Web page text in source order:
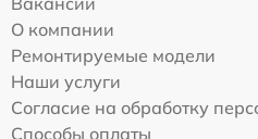
О компании
Ремонтируемые модели
Наши услуги
Согласие на обработку
Способы оплаты